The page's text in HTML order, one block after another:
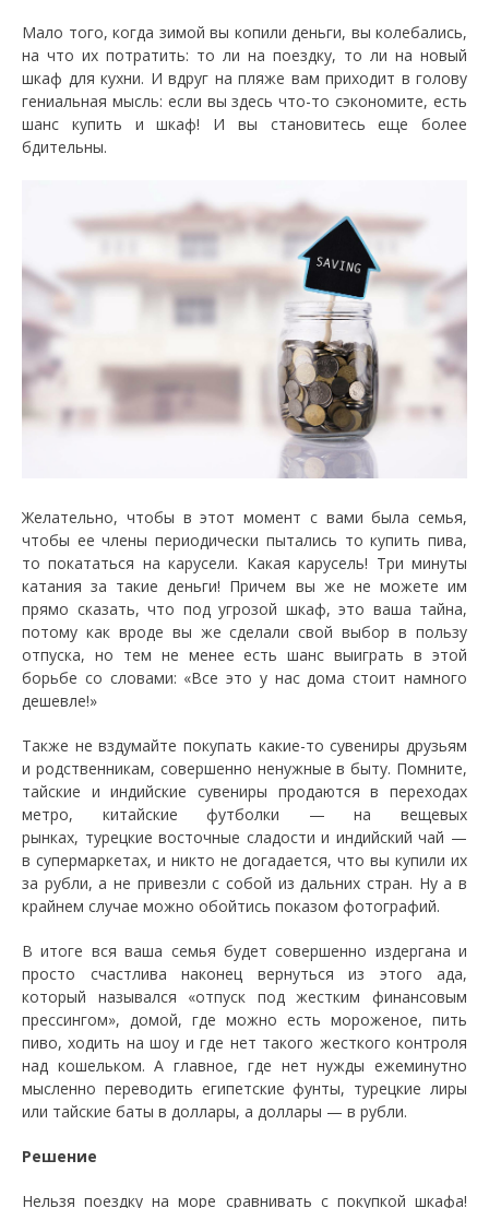
Мало того, когда зимой вы копили деньги, вы колебались,
на что их потратить: то ли на поездку, то ли на новый
шкаф для кухни. И вдруг на пляже вам приходит в голову
гениальная мысль: если вы здесь что-то сэкономите, есть
шанс купить и шкаф! И вы становитесь еще более
бдительны.
Желательно, чтобы в этот момент с вами была семья,
чтобы ее члены периодически пытались то купить пива,
то покататься на карусели. Какая карусель! Три минуты
катания за такие деньги! Причем вы же не можете им
прямо сказать, что под угрозой шкаф, это ваша тайна,
потому как вроде вы же сделали свой выбор в пользу
отпуска, но тем не менее есть шанс выиграть в этой
борьбе со словами: «Все это у нас дома стоит намного
дешевле!»
Также не вздумайте покупать какие-то сувениры друзьям
и родственникам, совершенно ненужные в быту. Помните,
тайские и индийские сувениры продаются в переходах
метро, китайские футболки — на вещевых
рынках, турецкие восточные сладости и индийский чай —
в супермаркетах, и никто не догадается, что вы купили их
за рубли, а не привезли с собой из дальних стран. Ну а в
крайнем случае можно обойтись показом фотографий.
В итоге вся ваша семья будет совершенно издергана и
просто счастлива наконец вернуться из этого ада,
который назывался «отпуск под жестким финансовым
прессингом», домой, где можно есть мороженое, пить
пиво, ходить на шоу и где нет такого жесткого контроля
над кошельком. А главное, где нет нужды ежеминутно
мысленно переводить египетские фунты, турецкие лиры
или тайские баты в доллары, а доллары — в рубли.
Решение
Нельзя поездку на море сравнивать с покупкой шкафа!